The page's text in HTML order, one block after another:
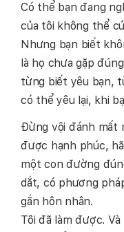
Có thể bạn đang
của tôi không thể
Nhưng bạn biết
là họ chưa gặp
từng biết yêu bạn,
có thể yêu lại, khi
Đừng vội đánh mất
được hạnh phúc,
một con đường
dắt, có phương
gắn hôn nhân.
Tôi đã làm được.